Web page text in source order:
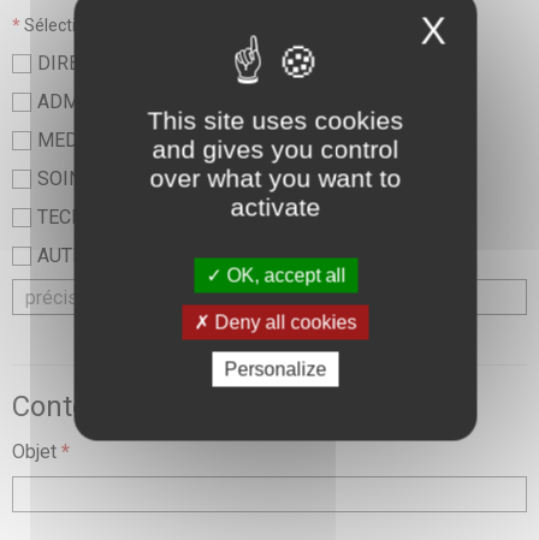
*Sélectionner une valeur :
DIRECTION
ADMINISTRATIF
MEDICAL
SOINS ET PARAMEDICAL
TECHNIQUE ET LOGISTIQUE
AUTRE
Contexte de la demande
Objet *
X
This site uses cookies
and gives you control
over what you want to
activate
OK, accept all
Deny all cookies
Personalize